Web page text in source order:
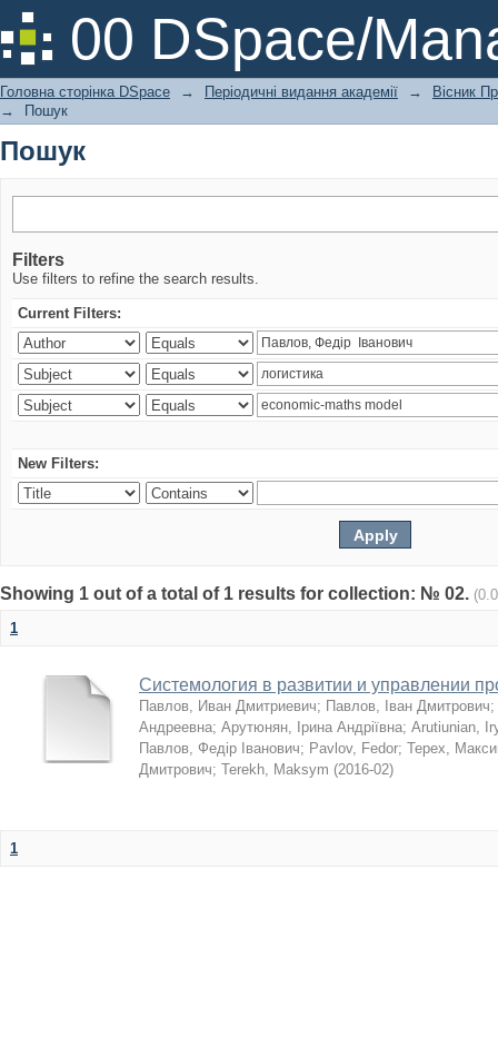
00 DSpace/
Пошук
Головна сторінка DSpace → Періодичні видання академії →
Вісник
→
Пошук
Пошук
Filters
Use filters to refine the search results.
Current Filters:
New Filters:
Showing 1 out of a total of 1 results for collection: № 02.
1
Системология в развитии и управлении
Павлов, Иван Дмитриевич; Павлов, Іван Дмитрович;
Андреевна; Арутюнян, Ірина Андріївна; Arutiunian,
Павлов, Федір Іванович; Pavlov, Fedor; Терех,
Дмитрович; Terekh, Maksym (2016-02)
1